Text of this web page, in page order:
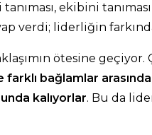
ekibini
verdi; liderliğin
ötesine
farklı bağlamlar
kalıyorlar. Bu da